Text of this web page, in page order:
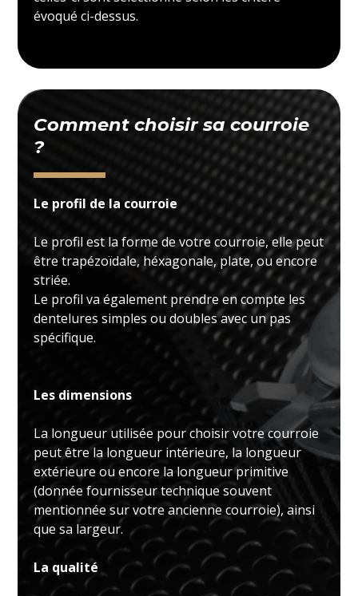
évoqué ci-dessus.
Comment choisir sa courroie
?
Le profil de la courroie
Le profil est la forme de votre courroie, elle peut
être trapézoïdale, héxagonale, plate, ou encore
striée.
Le profil va également prendre en compte les
dentelures simples ou doubles avec un pas
spécifique.
Les dimensions
La longueur utilisée pour choisir votre courroie
peut être la longueur intérieure, la longueur
extérieure ou encore la longueur primitive
(donnée fournisseur technique souvent
mentionnée sur votre ancienne courroie), ainsi
que sa largeur.
La qualité